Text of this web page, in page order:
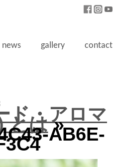
news gallery contact
ド・アロマ
とは»
AB6E-